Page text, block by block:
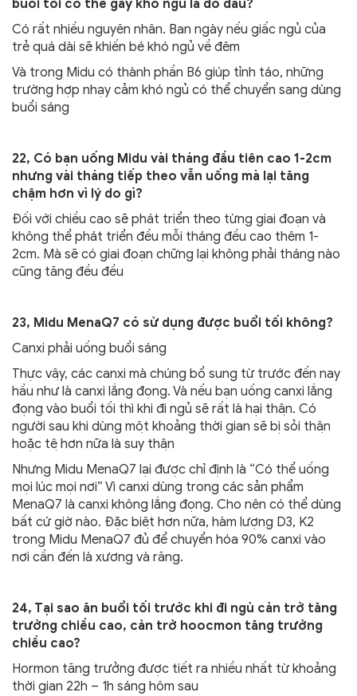
buổi tối có thể gây khó ngủ là do đâu?
Có rất nhiều nguyên nhân. Ban ngày nếu giấc ngủ của
trẻ quá dài sẽ khiến bé khó ngủ về đêm
Và trong Midu có thành phần B6 giúp tỉnh táo, những
trường hợp nhạy cảm khó ngủ có thể chuyển sang dùng
buổi sáng
22, Có bạn uống Midu vài tháng đầu tiên cao 1-2cm
nhưng vài tháng tiếp theo vẫn uống mà lại tăng
chậm hơn vì lý do gì?
Đối với chiều cao sẽ phát triển theo từng giai đoạn và
không thể phát triển đều mỗi tháng đều cao thêm 1-
2cm. Mà sẽ có giai đoạn chững lại không phải tháng nào
cũng tăng đều đều
23, Midu MenaQ7 có sử dụng được buổi tối không?
Canxi phải uống buổi sáng
Thực vậy, các canxi mà chúng bổ sung từ trước đến nay
hầu như là canxi lắng đọng. Và nếu bạn uống canxi lắng
đọng vào buổi tối thì khi đi ngủ sẽ rất là hại thận. Có
người sau khi dùng một khoảng thời gian sẽ bị sỏi thận
hoặc tệ hơn nữa là suy thận
Nhưng Midu MenaQ7 lại được chỉ định là “Có thể uống
mọi lúc mọi nơi” Vì canxi dùng trong các sản phẩm
MenaQ7 là canxi không lắng đọng. Cho nên có thể dùng
bất cứ giờ nào. Đặc biệt hơn nữa, hàm lượng D3, K2
trong Midu MenaQ7 đủ để chuyển hóa 90% canxi vào
nơi cần đến là xương và răng.
24, Tại sao ăn buổi tối trước khi đi ngủ cản trở tăng
trưởng chiều cao, cản trở hoocmon tăng trưởng
chiều cao?
Hormon tăng trưởng được tiết ra nhiều nhất từ khoảng
thời gian 22h – 1h sáng hôm sau